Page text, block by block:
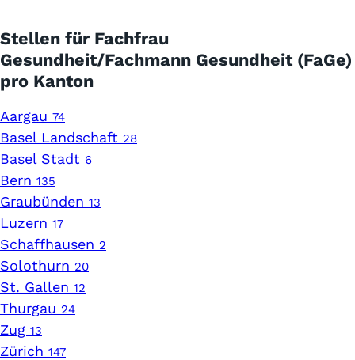
Stellen für Fachfrau
Gesundheit/Fachmann Gesundheit (FaGe)
pro Kanton
Aargau 74
Basel Landschaft 28
Basel Stadt 6
Bern 135
Graubünden 13
Luzern 17
Schaffhausen 2
Solothurn 20
St. Gallen 12
Thurgau 24
Zug 13
Zürich 147